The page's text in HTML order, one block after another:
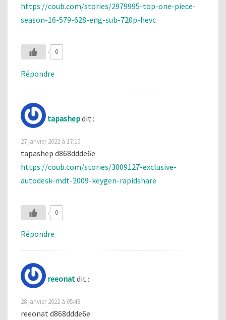
https://coub.com/stories/2979995-top-one-piece-
season-16-579-628-eng-sub-720p-hevc
0
Répondre
tapashepdit :
27 janvier 2022 à 17:10
tapashep d868ddde6e
https://coub.com/stories/3009127-exclusive-
autodesk-mdt-2009-keygen-rapidshare
0
Répondre
reeonatdit :
28 janvier 2022 à 05:48
reeonat d868ddde6e